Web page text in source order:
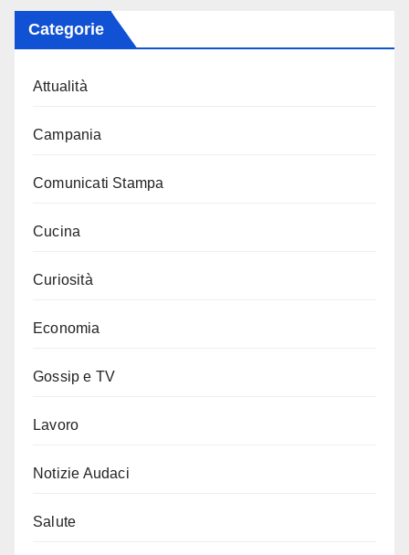
Categorie
Attualità
Campania
Comunicati Stampa
Cucina
Curiosità
Economia
Gossip e TV
Lavoro
Notizie Audaci
Salute